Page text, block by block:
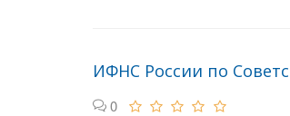
ИФНС России по
0